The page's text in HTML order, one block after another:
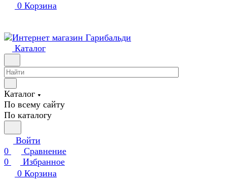
0 Корзина
Каталог
Каталог
По всему сайту
По каталогу
Войти
0
Сравнение
0
Избранное
0 Корзина